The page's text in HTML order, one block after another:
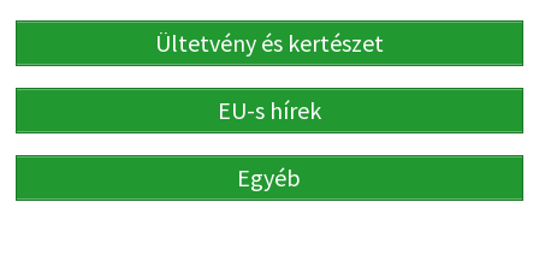
Ültetvény és kertészet
EU-s hírek
Egyéb